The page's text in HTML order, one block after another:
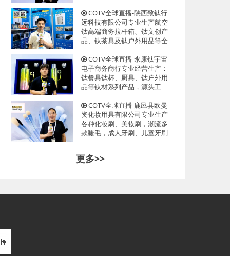
品，设计创新、匠心制造、款
式多样，源头工厂，欢迎大家
光临！
COTV全球直播-陕西致钛行
远科技有限公司专业生产航空
钛高端商务拉杆箱、钛文创产
品、钛茶具及钛户外用品等全
釆用航空级高科技钛材及钛铆
钉及箱饰功能，欢迎大家光
临！
COTV全球直播-永康钛宇宙
电子商务商行专业经营生产：
钛餐具钛杯、厨具、钛户外用
品等钛材系列产品，源头工
临！COTV全球直播-鹿邑县欧曼
资化妆用具有限公司专业生产
各种化妆刷、美妆刷，潮流多
款睫毛，成人牙刷、儿童牙刷
更多>>